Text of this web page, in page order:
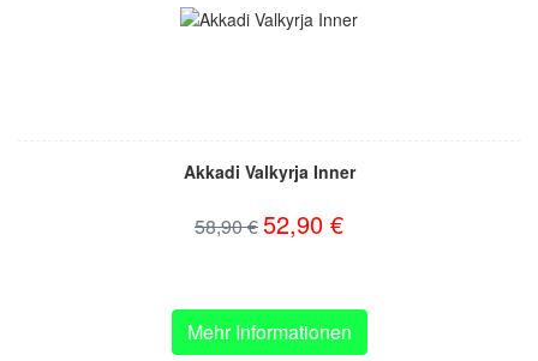
Akkadi Valkyrja Inner
58,90 €52,90 €
Mehr Informationen